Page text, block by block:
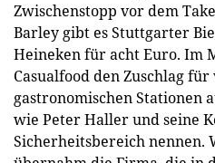
Zwischenstopp vor dem
Barley gibt es Stuttgarter
Heineken für acht Euro. Im
Casualfood den Zuschlag
gastronomischen Stationen
wie Peter Haller und seine
Sicherheitsbereich nennen.